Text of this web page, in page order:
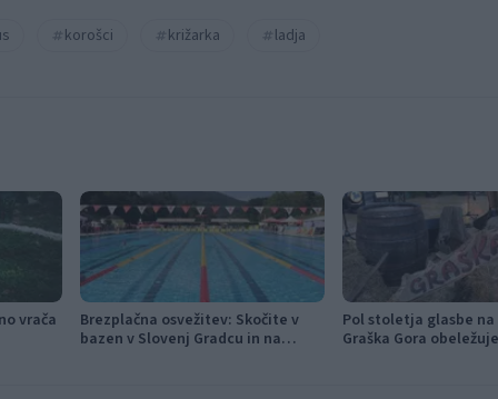
korošci križarka ladja
vrača
Brezplačna osvežitev: Skočite v
bazen v Slovenj Gradcu in na
Pol stoletja glasbe
Graška Gora